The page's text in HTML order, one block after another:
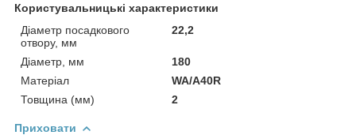
Користувальницькі характеристики
Діаметр посадкового
отвору, мм
22,2
Діаметр, мм
180
Матеріал
WA/A40R
Товщина (мм)
2
Приховати